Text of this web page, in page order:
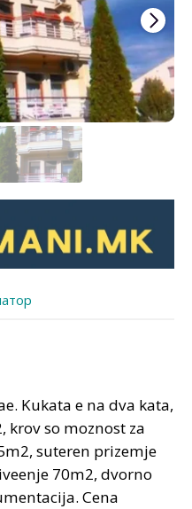
Kukata e na dva kata,
krov so moznost za
suteren prizemje
70m2, dvorno
Cena